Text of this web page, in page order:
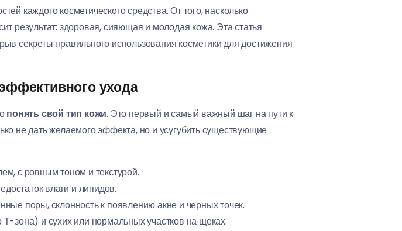
каждого косметического средства. От того, насколько
результат: здоровая, сияющая и молодая кожа. Эта статья
секреты правильного использования косметики для достижения
ухода
понять свой тип кожи. Это первый и самый важный шаг на пути к
не дать желаемого эффекта, но и усугубить существующие
с ровным тоном и текстурой.
влаги и липидов.
поры, склонность к появлению акне и черных точек.
зона) и сухих или нормальных участков на щеках.